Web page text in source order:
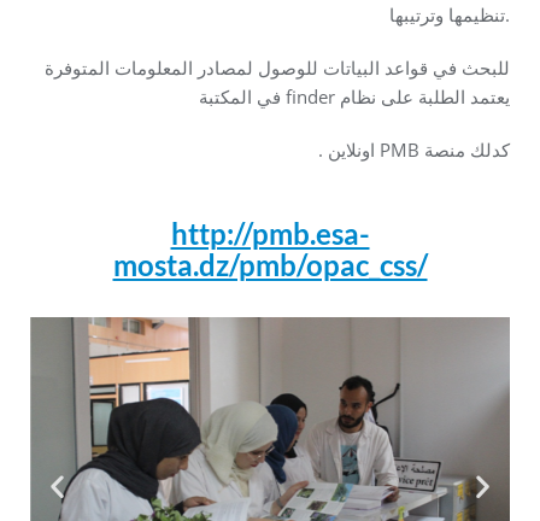
تنظيمها وترتيبها.
للبحث في قواعد البياتات للوصول لمصادر المعلومات المتوفرة
في المكتبة finder يعتمد الطلبة على نظام
. اونلاين PMB كدلك منصة
http://pmb.esa-
mosta.dz/pmb/opac_css/